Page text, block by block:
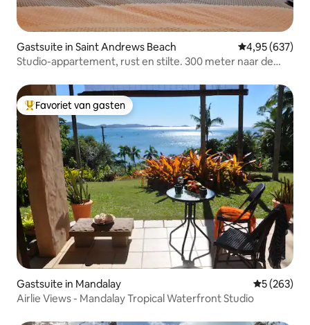
Gastsuite in Saint Andrews Beach Gemiddelde
4,95 (637)
Studio-appartement, rust en stilte. 300 meter naar de
Topfavoriet van gasten
Favoriet van gasten
Gastsuite in Mandalay
5 (263)
Airlie Views - Mandalay Tropical Waterfront Studio